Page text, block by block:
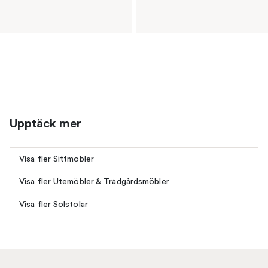
Upptäck mer
Visa fler Sittmöbler
Visa fler Utemöbler & Trädgårdsmöbler
Visa fler Solstolar